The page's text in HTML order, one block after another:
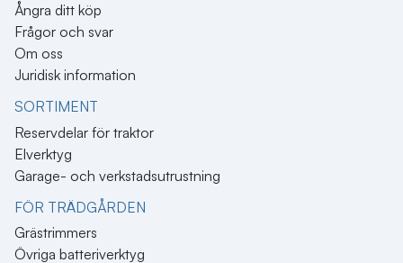
Ångra ditt köp
Frågor och svar
Om oss
Juridisk information
SORTIMENT
Reservdelar för traktor
Elverktyg
Garage- och verkstadsutrustning
FÖR TRÄDGÅRDEN
Grästrimmers
Övriga batteriverktyg